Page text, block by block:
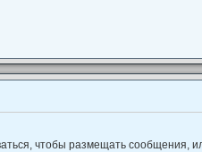
чтобы размещать сообщения,